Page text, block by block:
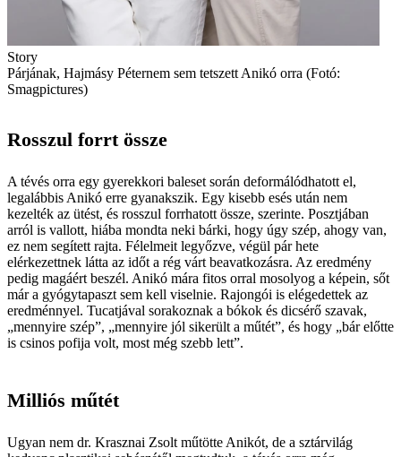
Story
Párjának, Hajmásy Péternem sem tetszett Anikó orra (Fotó:
Smagpictures)
Rosszul forrt össze
A tévés orra egy gyerekkori baleset során deformálódhatott el,
legalábbis Anikó erre gyanakszik. Egy kisebb esés után nem
kezelték az ütést, és rosszul forrhatott össze, szerinte. Posztjában
arról is vallott, hiába mondta neki bárki, hogy úgy szép, ahogy van,
ez nem segített rajta. Félelmeit legyőzve, végül pár hete
elérkezettnek látta az időt a rég várt beavatkozásra. Az eredmény
pedig magáért beszél. Anikó mára fitos orral mosolyog a képein, sőt
már a gyógytapaszt sem kell viselnie. Rajongói is elégedettek az
eredménnyel. Tucatjával sorakoznak a bókok és dicsérő szavak,
„mennyire szép”, „mennyire jól sikerült a műtét”, és hogy „bár előtte
is csinos pofija volt, most még szebb lett”.
Milliós műtét
Ugyan nem dr. Krasznai Zsolt műtötte Anikót, de a sztárvilág